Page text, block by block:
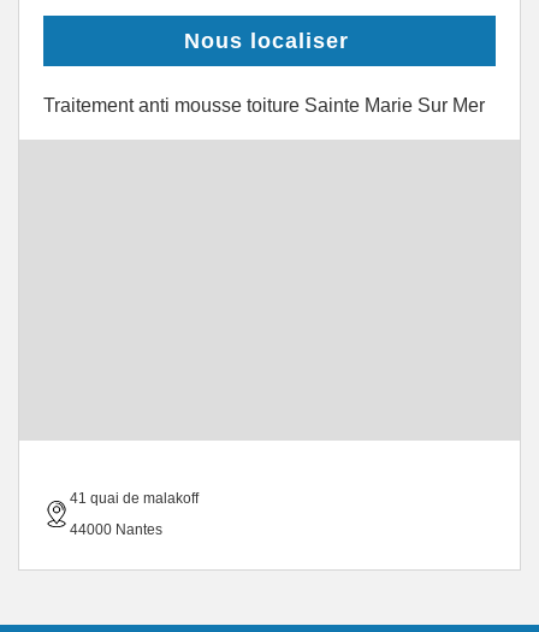
Nous localiser
Traitement anti mousse toiture Sainte Marie Sur Mer
41 quai de malakoff
44000 Nantes